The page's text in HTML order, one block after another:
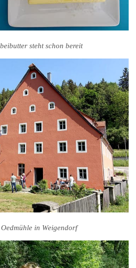
steht schon bereit
in Weigendorf